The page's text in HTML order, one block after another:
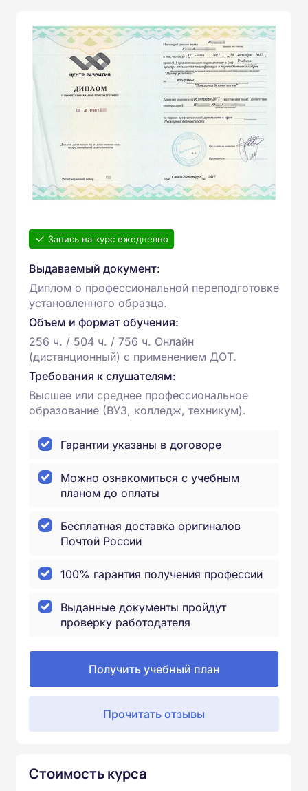
Запись на курс ежедневно
Выдаваемый документ:
Диплом о профессиональной переподготовке
установленного образца.
Объем и формат обучения:
256 ч. / 504 ч. / 756 ч. Онлайн
(дистанционный) с применением ДОТ.
Требования к слушателям:
Высшее или среднее профессиональное
образование (ВУЗ, колледж, техникум).
Гарантии указаны в договоре
Можно ознакомиться с учебным
планом до оплаты
Бесплатная доставка оригиналов
Почтой России
100% гарантия получения профессии
Выданные документы пройдут
проверку работодателя
Получить учебный план
Прочитать отзывы
Стоимость курса